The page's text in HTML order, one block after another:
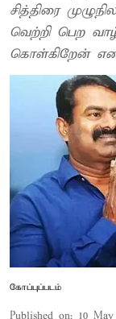
சித்திரை
வெற்றி பெற
கொள்கிறேன் என
கோப்புப்படம்
Published on: 10